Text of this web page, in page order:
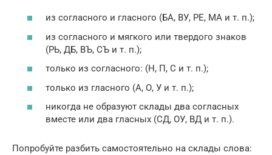
из согласного и гласного (БА, ВУ, РЕ, МА и т. п.);
из согласного и мягкого или твердого знаков
(РЬ, ДБ, ВЪ, СЪ и т. п.);
только из согласного: (Н, П, С и т. п.);
только из гласного (А, О, У и т. п.);
никогда не образуют склады два согласных
вместе или два гласных (СД, ОУ, ВД и т. п.).
Попробуйте разбить самостоятельно на склады слова: